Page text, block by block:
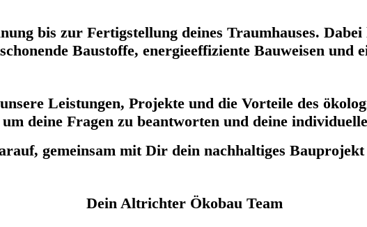
bis zur Fertigstellung deines Traumhauses.
Baustoffe, energieeffiziente Bauweisen und
Leistungen, Projekte und die Vorteile des
deine Fragen zu beantworten und deine
gemeinsam mit Dir dein nachhaltiges
Dein Altrichter Ökobau Team